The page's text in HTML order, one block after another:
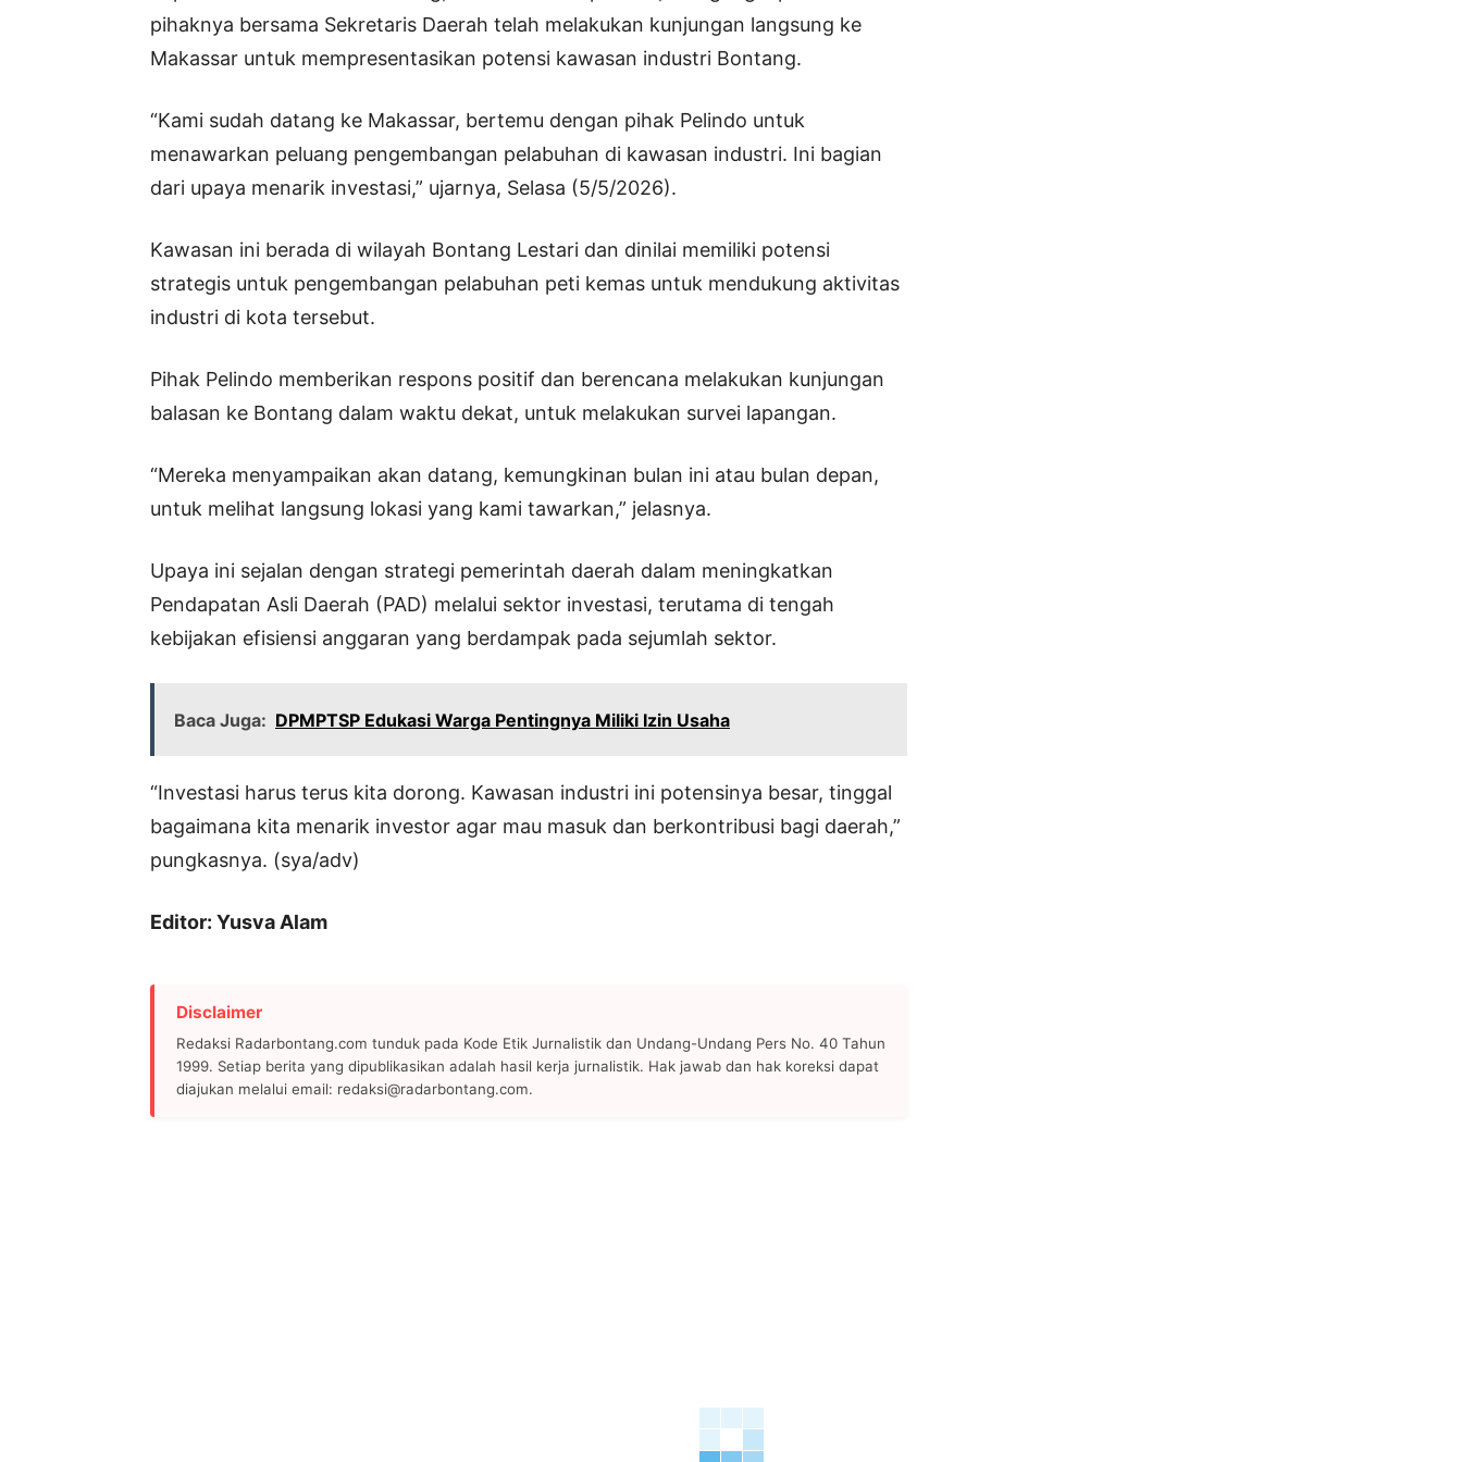
pihaknya bersama Sekretaris Daerah telah melakukan kunjungan langsung ke
Makassar untuk mempresentasikan potensi kawasan industri Bontang.
“Kami sudah datang ke Makassar, bertemu dengan pihak Pelindo untuk
menawarkan peluang pengembangan pelabuhan di kawasan industri. Ini bagian
dari upaya menarik investasi,” ujarnya, Selasa (5/5/2026).
Kawasan ini berada di wilayah Bontang Lestari dan dinilai memiliki potensi
strategis untuk pengembangan pelabuhan peti kemas untuk mendukung aktivitas
industri di kota tersebut.
Pihak Pelindo memberikan respons positif dan berencana melakukan kunjungan
balasan ke Bontang dalam waktu dekat, untuk melakukan survei lapangan.
“Mereka menyampaikan akan datang, kemungkinan bulan ini atau bulan depan,
untuk melihat langsung lokasi yang kami tawarkan,” jelasnya.
Upaya ini sejalan dengan strategi pemerintah daerah dalam meningkatkan
Pendapatan Asli Daerah (PAD) melalui sektor investasi, terutama di tengah
kebijakan efisiensi anggaran yang berdampak pada sejumlah sektor.
Baca Juga: DPMPTSP Edukasi Warga Pentingnya Miliki Izin Usaha
“Investasi harus terus kita dorong. Kawasan industri ini potensinya besar, tinggal
bagaimana kita menarik investor agar mau masuk dan berkontribusi bagi daerah,”
pungkasnya. (sya/adv)
Editor: Yusva Alam
Disclaimer
Redaksi Radarbontang.com tunduk pada Kode Etik Jurnalistik dan Undang-Undang Pers No. 40 Tahun
1999. Setiap berita yang dipublikasikan adalah hasil kerja jurnalistik. Hak jawab dan hak koreksi dapat
diajukan melalui email: redaksi@radarbontang.com.